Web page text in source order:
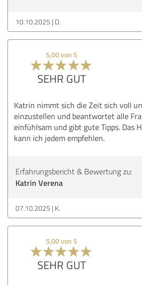
10.10.2025 D.
5,00 von 5
SEHR GUT
Katrin nimmt sich die Zeit sich voll
einzustellen und beantwortet alle
einfühlsam und gibt gute Tipps. Das
kann ich jedem empfehlen.
Erfahrungsbericht & Bewertung zu:
Katrin Verena
07.10.2025 K.
5,00 von 5
SEHR GUT